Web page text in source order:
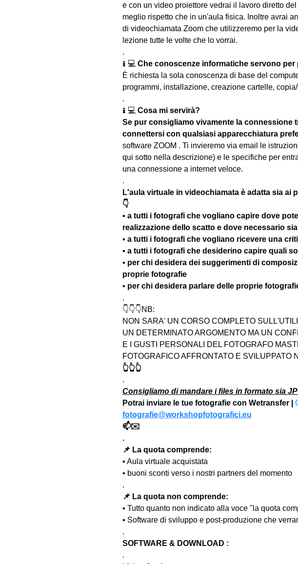
e con un video proiettore vedrai il lavoro diretto
meglio rispetto che in un'aula fisica. Inoltre avrai
di videochiamata Zoom che utilizzeremo per la
lezione tutte le volte che lo vorrai.
.
ℹ 💻 Che conoscenze informatiche servono per
È richiesta la sola conoscenza di base del
programmi, installazione, creazione cartelle,
.
ℹ 💻 Cosa mi servirà?
Se pur consigliamo vivamente la connessione
connettersi con qualsiasi apparecchiatura
software ZOOM . Ti invieremo via email le
qui sotto nella descrizione) e le specifiche per
una connessione a internet veloce.
.
L'aula virtuale in videochiamata è adatta sia ai
👇
▪️ a tutti i fotografi che vogliano capire dove
realizzazione dello scatto e dove necessario
▪️ a tutti i fotografi che vogliano ricevere una
▪️ a tutti i fotografi che desiderino capire quali
▪️ per chi desidera dei suggerimenti di
proprie fotografie
▪️ per chi desidera parlare delle proprie
.
👇👇👇NB:
NON SARA' UN CORSO COMPLETO
UN DETERMINATO ARGOMENTO MA UN
E I GUSTI PERSONALI DEL FOTOGRAFO
FOTOGRAFICO AFFRONTATO E SVILUPPATO
👆👆👆
.
Consigliamo di mandare i files in formato sia
Potrai inviare le tue fotografie con Wetransfer |
fotografie@workshopfotografici.eu
📫✉️
.
📌 La quota comprende:
▪️ Aula virtuale acquistata
▪️ buoni sconti verso i nostri partners del momento
.
📌 La quota non comprende:
▪️ Tutto quanto non indicato alla voce "la quota
▪️ Software di sviluppo e post-produzione che
.
SOFTWARE & DOWNLOAD :
.